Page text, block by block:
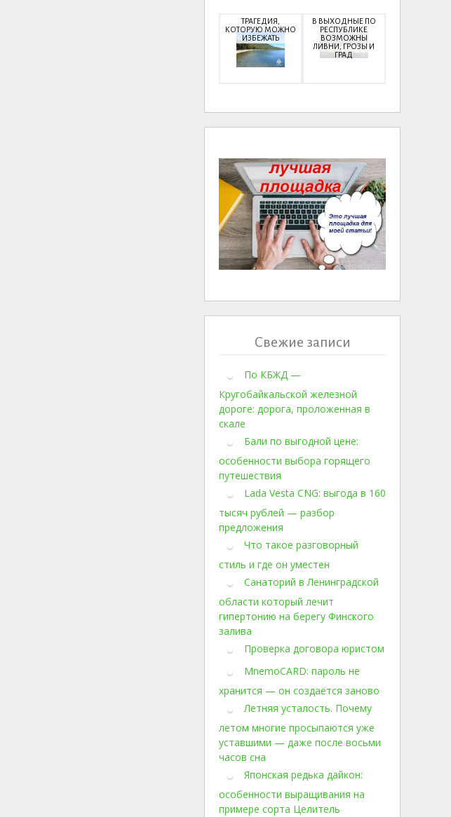
ТРАГЕДИЯ,
КОТОРУЮ МОЖНО
ИЗБЕЖАТЬ
В ВЫХОДНЫЕ ПО
РЕСПУБЛИКЕ
ВОЗМОЖНЫ
ЛИВНИ, ГРОЗЫ И
ГРАД
Свежие записи
По КБЖД —
Кругобайкальской железной
дороге: дорога, проложенная в
скале
Бали по выгодной цене:
особенности выбора горящего
путешествия
Lada Vesta CNG: выгода в 160
тысяч рублей — разбор
предложения
Что такое разговорный
стиль и где он уместен
Санаторий в Ленинградской
области который лечит
гипертонию на берегу Финского
залива
Проверка договора юристом
MnemoCARD: пароль не
хранится — он создаётся заново
Летняя усталость. Почему
летом многие просыпаются уже
уставшими — даже после восьми
часов сна
Японская редька дайкон:
особенности выращивания на
примере сорта Целитель